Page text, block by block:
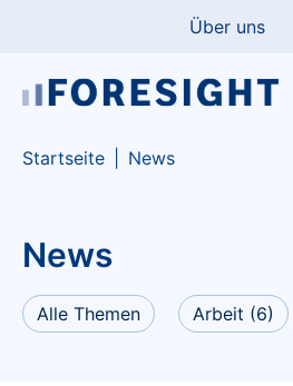
Über uns
You are here:
Startseite News
News
Alle Themen Arbeit (6)